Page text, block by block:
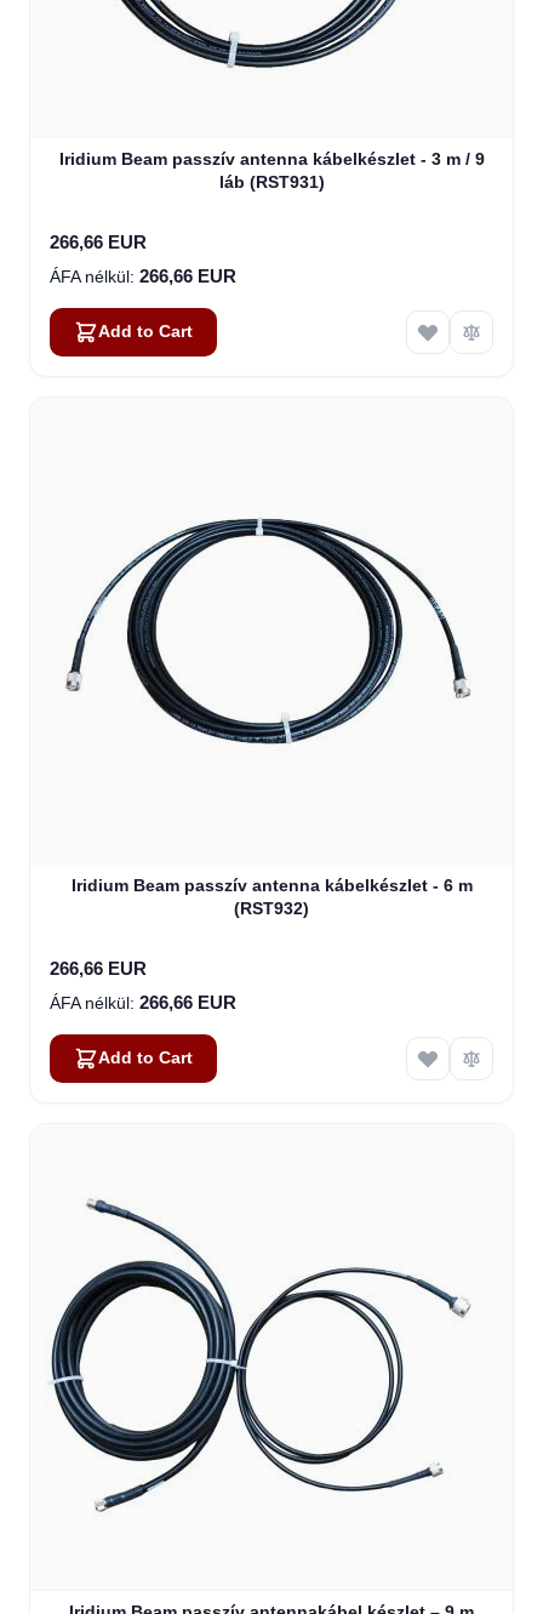
Iridium Beam passzív antenna kábelkészlet - 3 m / 9
láb (RST931)
266,66 EUR
266,66 EUR
Add to Cart
Iridium Beam passzív antenna kábelkészlet - 6 m
(RST932)
266,66 EUR
266,66 EUR
Add to Cart